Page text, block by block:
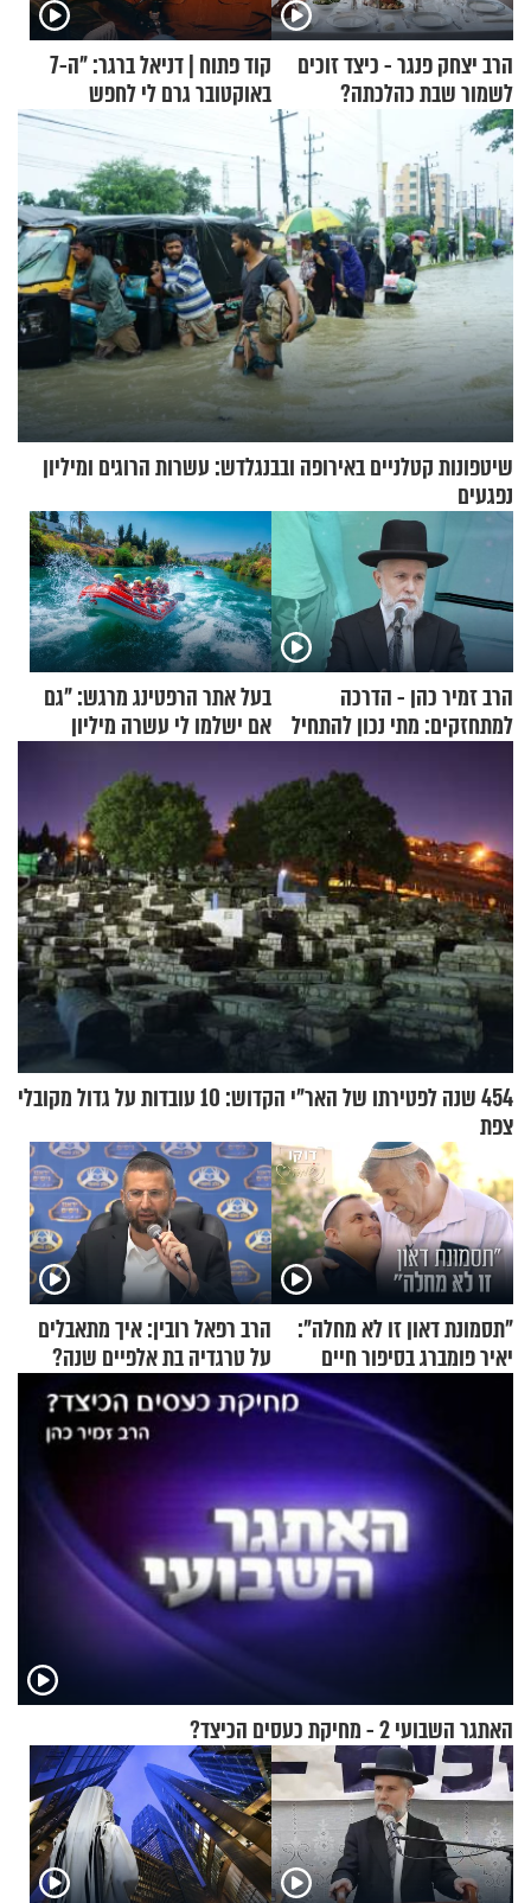
הרב יצחק פנגר - כיצד זוכים
לשמור שבת כהלכתה?
קוד פתוח | דניאל ברגר: "ה-7
באוקטובר גרם לי לחפש
תשובות"
שיטפונות קטלניים באירופה ובבנגלדש: עשרות הרוגים ומיליון
נפגעים
הרב זמיר כהן - הדרכה
למתחזקים: מתי נכון להתחיל
בעל אתר הרפטינג מרגש: "גם
אם ישלמו לי עשרה מיליון
454 שנה לפטירתו של האר"י הקדוש: 10 עובדות על גדול מקובלי
צפת
"תסמונת דאון זו לא מחלה":
יאיר פומברג בסיפור חיים
הרב רפאל רובין: איך מתאבלים
על טרגדיה בת אלפיים שנה?
האתגר השבועי 2 - מחיקת כעסים הכיצד?